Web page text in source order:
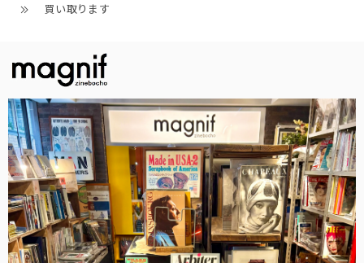
買い取ります